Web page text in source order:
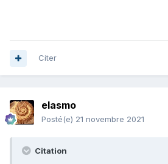
Citer
elasmo
Posté(e) 21 novembre 2021
Citation